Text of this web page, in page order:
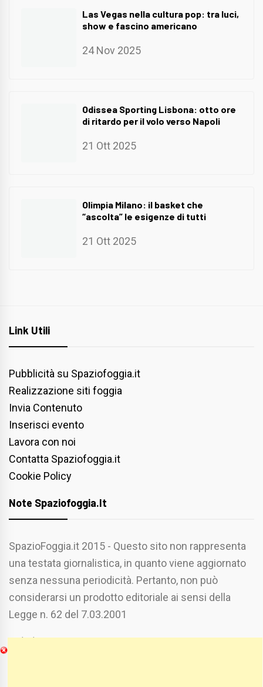
Las Vegas nella cultura pop: tra luci,
show e fascino americano
24 Nov 2025
Odissea Sporting Lisbona: otto ore
di ritardo per il volo verso Napoli
21 Ott 2025
Olimpia Milano: il basket che
“ascolta” le esigenze di tutti
21 Ott 2025
Link Utili
Pubblicità su Spaziofoggia.it
Realizzazione siti foggia
Invia Contenuto
Inserisci evento
Lavora con noi
Contatta Spaziofoggia.it
Cookie Policy
Note Spaziofoggia.it
SpazioFoggia.it 2015 - Questo sito non rappresenta
una testata giornalistica, in quanto viene aggiornato
senza nessuna periodicità. Pertanto, non può
considerarsi un prodotto editoriale ai sensi della
Legge n. 62 del 7.03.2001
Chi Siamo